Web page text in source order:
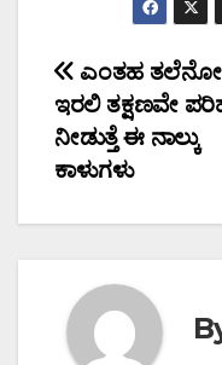
Post
ಎಂತಹ
ಇರಲಿ ತಕ್ಷಣವೇ
ನೀಡುತ್ತೆ ಈ ನಾಲ್ಕು
ಕಾಳುಗಳು